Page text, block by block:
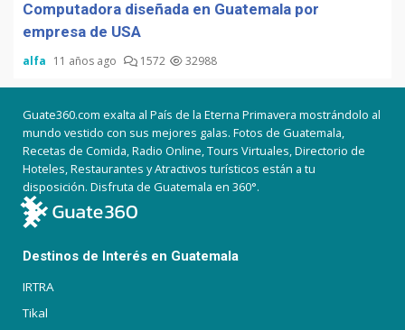
Computadora diseñada en Guatemala por
empresa de USA
alfa 11 años ago 1572 32988
Guate360.com exalta al País de la Eterna Primavera mostrándolo al
mundo vestido con sus mejores galas. Fotos de Guatemala,
Recetas de Comida, Radio Online, Tours Virtuales, Directorio de
Hoteles, Restaurantes y Atractivos turísticos están a tu
disposición. Disfruta de Guatemala en 360°.
Destinos de Interés en Guatemala
IRTRA
Tikal